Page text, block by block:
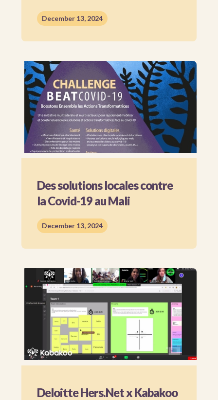
December 13, 2024
Des solutions locales contre
la Covid-19 au Mali
December 13, 2024
Deloitte Hers.Net x Kabakoo